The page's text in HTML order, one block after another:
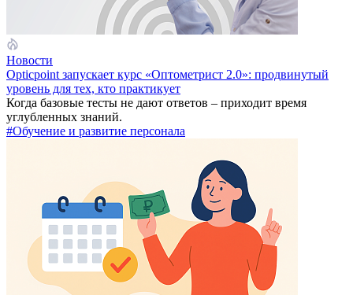
Новости
Opticpoint запускает курс «Оптометрист 2.0»: продвинутый
уровень для тех, кто практикует
Когда базовые тесты не дают ответов – приходит время
углубленных знаний.
#Обучение и развитие персонала